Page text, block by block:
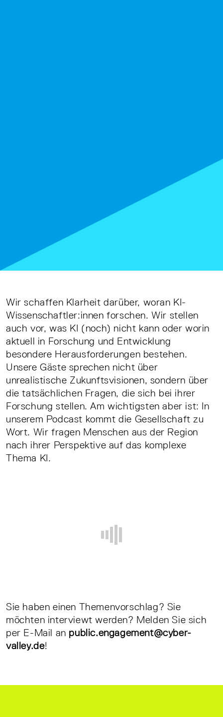
Wir schaffen Klarheit darüber, woran KI-
Wissenschaftler:innen forschen. Wir stellen
auch vor, was KI (noch) nicht kann oder worin
aktuell in Forschung und Entwicklung
besondere Herausforderungen bestehen.
Unsere Gäste sprechen nicht über
unrealistische Zukunftsvisionen, sondern über
die tatsächlichen Fragen, die sich bei ihrer
Forschung stellen. Am wichtigsten aber ist: In
unserem Podcast kommt die Gesellschaft zu
Wort. Wir fragen Menschen aus der Region
nach ihrer Perspektive auf das komplexe
Thema KI.
Sie haben einen Themenvorschlag? Sie
möchten interviewt werden? Melden Sie sich
per E-Mail an public.engagement@cyber-
valley.de!